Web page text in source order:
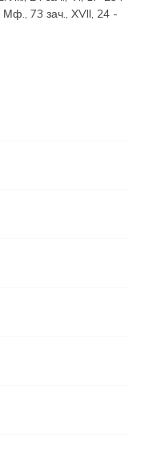
Мф., 73 зач., XVII, 24 -